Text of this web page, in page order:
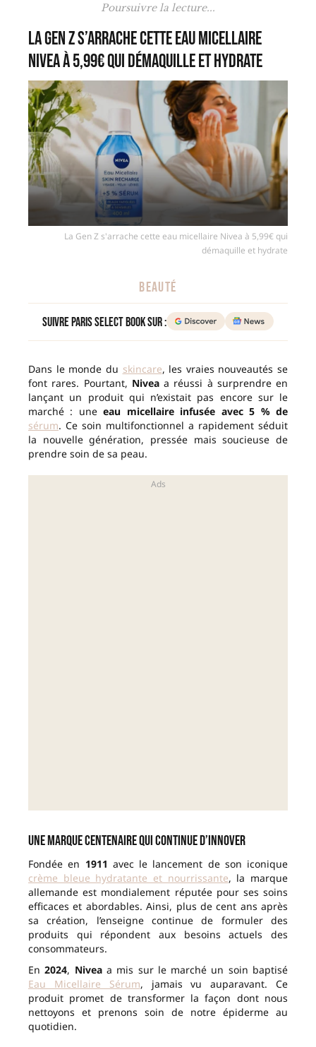
Poursuivre la lecture...
La Gen Z s’arrache cette eau micellaire
Nivea à 5,99€ qui démaquille et hydrate
La Gen Z s'arrache cette eau micellaire Nivea à 5,99€ qui
démaquille et hydrate
BEAUTÉ
Suivre Paris Select Book sur :
Dans le monde du skincare, les vraies nouveautés se
font rares. Pourtant, Niveaa réussi à surprendre en
lançant un produit qui n’existait pas encore sur le
marché : uneeau micellaire infusée avec 5 % de
sérum. Ce soin multifonctionnel a rapidement séduit
la nouvelle génération, pressée mais soucieuse de
prendre soin de sa peau.
Une marque centenaire qui continue d’innover
Fondée en 1911 avec le lancement de son iconique
crème bleue hydratante et nourrissante, la marque
allemande est mondialement réputée pour ses soins
efficaces et abordables. Ainsi, plus de cent ans après
sa création, l’enseigne continue de formuler des
produits qui répondent aux besoins actuels des
consommateurs.
En2024, Niveaa mis sur le marché un soin baptisé
Eau Micellaire Sérum, jamais vu auparavant. Ce
produit promet de transformer la façon dont nous
nettoyons et prenons soin de notre épiderme au
quotidien.